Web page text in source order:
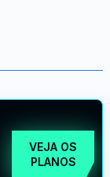
VEJA OS
PLANOS